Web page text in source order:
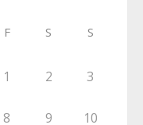
F S S
1 2 3
8 9 10